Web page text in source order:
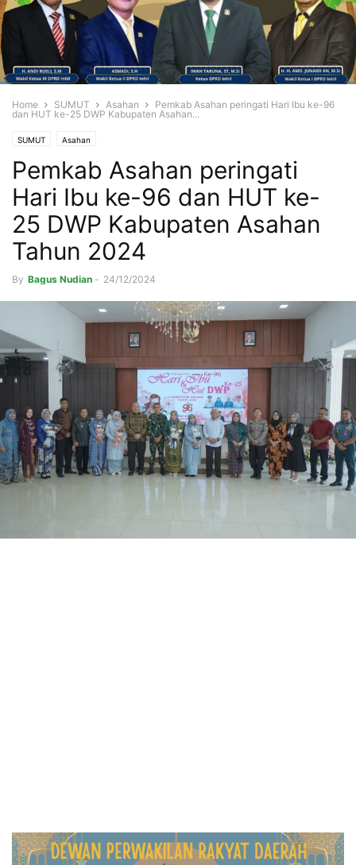
Home SUMUT Asahan
Pemkab Asahan peringati Hari Ibu ke-96
dan HUT ke-25 DWP Kabupaten Asahan...
SUMUT Asahan
Pemkab Asahan peringati
Hari Ibu ke-96 dan HUT ke-
25 DWP Kabupaten Asahan
Tahun 2024
By Bagus Nudian - 24/12/2024